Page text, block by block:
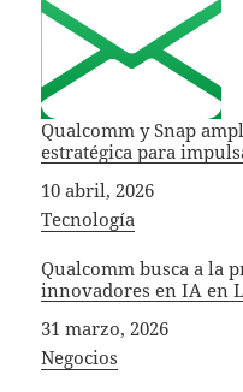
Qualcomm y Snap
estratégica para
Fecha
10 abril, 2026
In relation to
Tecnología
Qualcomm busca a la
innovadores en IA en
Fecha
31 marzo, 2026
In relation to
Negocios